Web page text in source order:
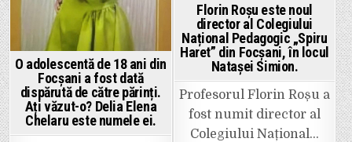
cumpărare
influență,
doamna
Vicol.
ce
cum
O adolescentă de 18 ani din
Focșani a fost dată
dispărută de către părinți.
Ați văzut-o? Delia Elena
Chelaru este numele ei.
Florin Roșu este noul
director al Colegiului
Național Pedagogic „Spiru
Haret” din Focșani, în locul
Natașei Simion.
Profesorul Florin Roșu a
fost numit director al
Colegiului Național…